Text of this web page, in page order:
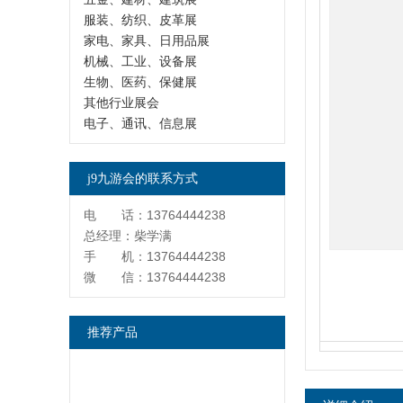
服装、纺织、皮革展
家电、家具、日用品展
机械、工业、设备展
生物、医药、保健展
其他行业展会
电子、通讯、信息展
j9九游会的联系方式
电 话：13764444238
总经理：柴学满
手 机：13764444238
微 信：13764444238
推荐产品